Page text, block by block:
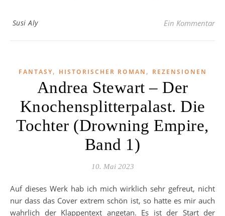
Susi Aly Ein Kommentar
FANTASY, HISTORISCHER ROMAN , REZENSIONEN
Andrea Stewart – Der
Knochensplitterpalast. Die
Tochter (Drowning Empire,
Band 1)
10. Mai 2023
Auf dieses Werk hab ich mich wirklich sehr gefreut, nicht
nur dass das Cover extrem schön ist, so hatte es mir auch
wahrlich der Klappentext angetan. Es ist der Start der